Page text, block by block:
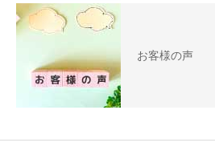
お客様の声